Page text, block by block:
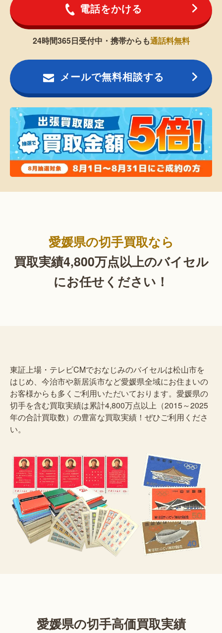
電話をかける
24時間365日受付中・携帯からも通話料無料
メールで無料相談する
愛媛県の切手買取なら
買取実績4,800万点以上のバイセル
にお任せください！
東証上場・テレビCMでおなじみのバイセルは松山市を
はじめ、今治市や新居浜市など愛媛県全域にお住まいの
お客様からも多くご利用いただいております。愛媛県の
切手を含む買取実績は累計4,800万点以上（2015～2025
年の合計買取数）の豊富な買取実績！ぜひご利用くださ
い。
愛媛県の切手高価買取実績